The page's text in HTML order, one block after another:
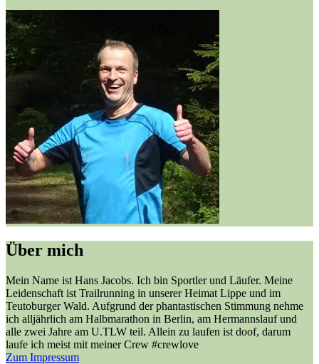
Über mich
Mein Name ist Hans Jacobs. Ich bin Sportler und Läufer. Meine
Leidenschaft ist Trailrunning in unserer Heimat Lippe und im
Teutoburger Wald. Aufgrund der phantastischen Stimmung nehme
ich alljährlich am Halbmarathon in Berlin, am Hermannslauf und
alle zwei Jahre am U.TLW teil. Allein zu laufen ist doof, darum
laufe ich meist mit meiner Crew #crewlove
Zum Impressum